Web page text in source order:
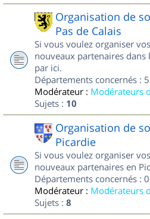
Organisation de
Pas de Calais
Si vous voulez organiser
nouveaux partenaires dans
par ici.
Départements concernés :
Modérateur : Modérateurs
Sujets : 10
Organisation de
Picardie
Si vous voulez organiser
nouveaux partenaires en
Départements concernés :
Modérateur : Modérateurs
Sujets : 8